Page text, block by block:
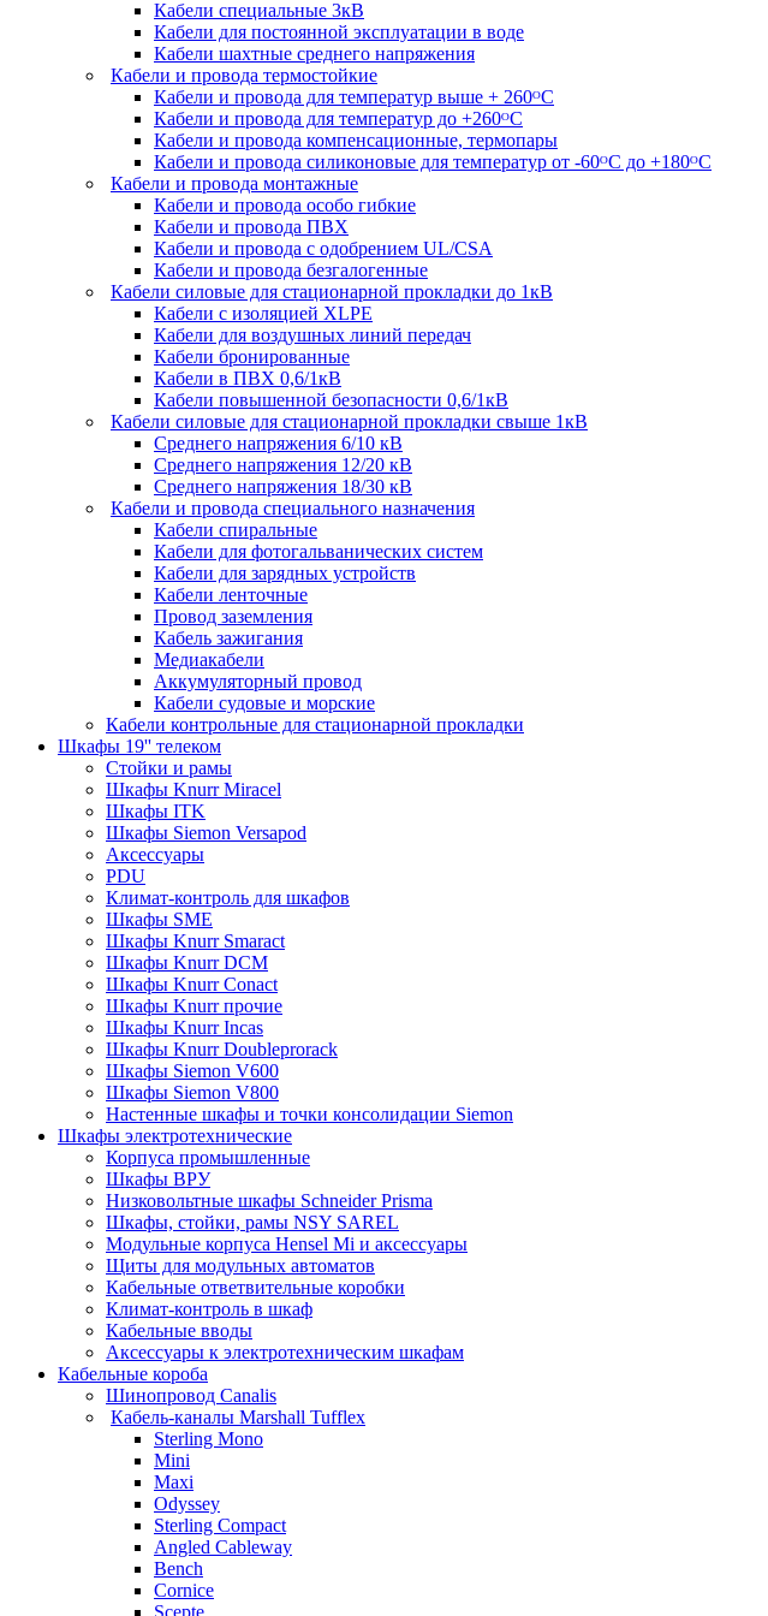
Кабели специальные 3кВ
Кабели для постоянной эксплуатации в воде
Кабели шахтные среднего напряжения
Кабели и провода термостойкие
Кабели и провода для температур выше + 260ᴼС
Кабели и провода для температур до +260ᴼС
Кабели и провода компенсационные, термопары
Кабели и провода силиконовые для температур от -60ᴼC до +180ᴼС
Кабели и провода монтажные
Кабели и провода особо гибкие
Кабели и провода ПВХ
Кабели и провода с одобрением UL/CSA
Кабели и провода безгалогенные
Кабели силовые для стационарной прокладки до 1кВ
Кабели c изоляцией XLPE
Кабели для воздушных линий передач
Кабели бронированные
Кабели в ПВХ 0,6/1кВ
Кабели повышенной безопасности 0,6/1кВ
Кабели силовые для стационарной прокладки свыше 1кВ
Среднего напряжения 6/10 кВ
Среднего напряжения 12/20 кВ
Среднего напряжения 18/30 кВ
Кабели и провода специального назначения
Кабели спиральные
Кабели для фотогальванических систем
Кабели для зарядных устройств
Кабели ленточные
Провод заземления
Кабель зажигания
Медиакабели
Аккумуляторный провод
Кабели судовые и морские
Кабели контрольные для стационарной прокладки
Шкафы 19'' телеком
Стойки и рамы
Шкафы Knurr Miracel
Шкафы ITK
Шкафы Siemon Versapod
Аксессуары
PDU
Климат-контроль для шкафов
Шкафы SME
Шкафы Knurr Smaract
Шкафы Knurr DCM
Шкафы Knurr Conact
Шкафы Knurr прочие
Шкафы Knurr Incas
Шкафы Knurr Doubleprorack
Шкафы Siemon V600
Шкафы Siemon V800
Настенные шкафы и точки консолидации Siemon
Шкафы электротехнические
Корпуса промышленные
Шкафы ВРУ
Низковольтные шкафы Schneider Prisma
Шкафы, стойки, рамы NSY SAREL
Модульные корпуса Hensel Mi и аксессуары
Щиты для модульных автоматов
Кабельные ответвительные коробки
Климат-контроль в шкаф
Кабельные вводы
Аксессуары к электротехническим шкафам
Кабельные короба
Шинопровод Canalis
Кабель-каналы Marshall Tufflex
Sterling Mono
Mini
Maxi
Odyssey
Sterling Compact
Angled Cableway
Bench
Cornice
Scepte